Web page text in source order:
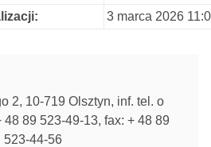
3 marca 2026
2, 10-719 Olsztyn, inf. tel. o
48 89 523-49-13, fax: + 48 89
523-44-56